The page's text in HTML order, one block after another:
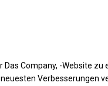
Sie Ihr Zelt
Company, -Website